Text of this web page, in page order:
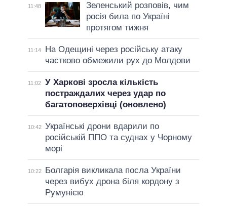
11:48
Зеленський розповів, чим
росія била по Україні
протягом тижня
11:14
На Одещині через російську атаку
частково обмежили рух до Молдови
11:02
У Харкові зросла кількість
постраждалих через удар по
багатоповерхівці (оновлено)
10:42 Українські дрони вдарили по
російській ППО та суднах у Чорному
морі
10:22
Болгарія викликала посла України
через вибух дрона біля кордону з
Румунією